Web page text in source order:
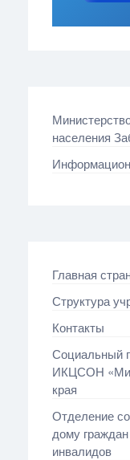
населения
Главная
Структура
Контакты
Социальный
ИКЦСОН
края
Отделение
дому
инвалидов